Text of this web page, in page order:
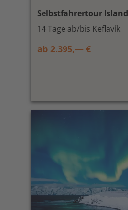
Selbstfahrertour
14 Tage ab/bis Keflavík
ab 2.395,— €